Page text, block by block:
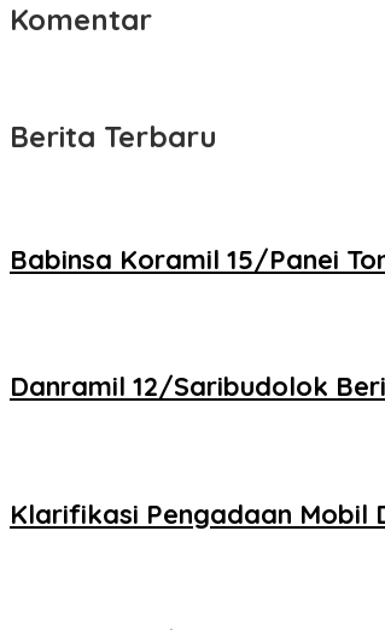
Komentar
Berita Terbaru
Babinsa Koramil 15/Panei
Danramil 12/Saribudolok
Klarifikasi Pengadaan Mobil